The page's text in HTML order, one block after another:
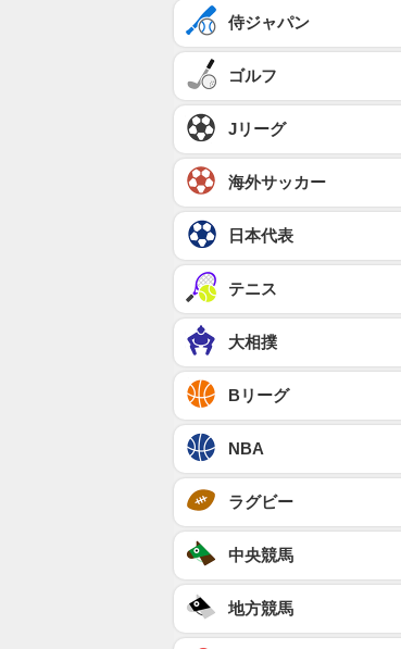
侍ジャパン
ゴルフ
Jリーグ
海外サッカー
日本代表
テニス
大相撲
Bリーグ
NBA
ラグビー
中央競馬
地方競馬